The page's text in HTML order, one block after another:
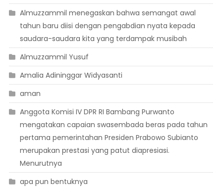
Almuzzammil menegaskan bahwa semangat awal
tahun baru diisi dengan pengabdian nyata kepada
saudara-saudara kita yang terdampak musibah
Almuzzammil Yusuf
Amalia Adininggar Widyasanti
aman
Anggota Komisi IV DPR RI Bambang Purwanto
mengatakan capaian swasembada beras pada tahun
pertama pemerintahan Presiden Prabowo Subianto
merupakan prestasi yang patut diapresiasi.
Menurutnya
apa pun bentuknya